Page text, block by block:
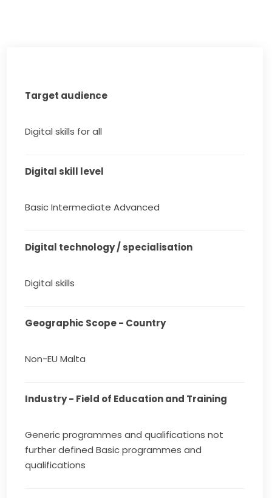
Target audience
Digital skills for all
Digital skill level
Basic Intermediate Advanced
Digital technology / specialisation
Digital skills
Geographic Scope - Country
Non-EU Malta
Industry - Field of Education and Training
Generic programmes and qualifications not
further defined Basic programmes and
qualifications